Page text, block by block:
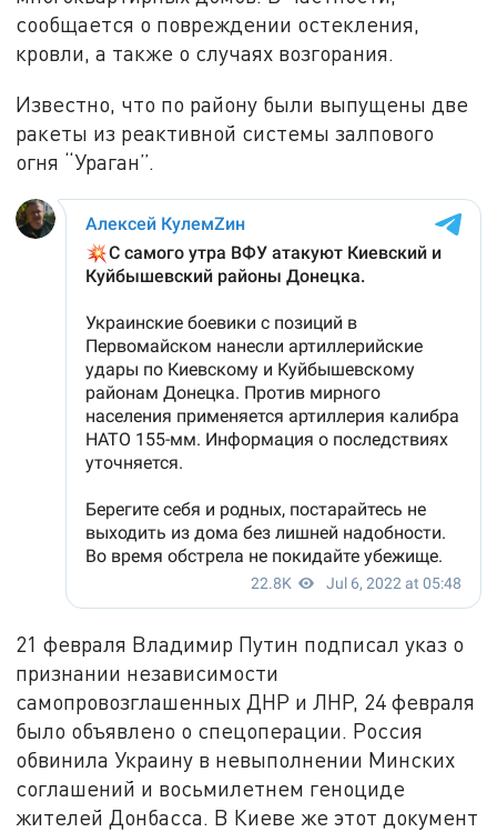
сообщается о повреждении остекления,
кровли, а также о случаях возгорания.
Известно, что по району были выпущены две
ракеты из реактивной системы залпового
огня “Ураган”.
21 февраля Владимир Путин подписал указ о
признании независимости
самопровозглашенных ДНР и ЛНР, 24 февраля
было объявлено о спецоперации. Россия
обвинила Украину в невыполнении Минских
соглашений и восьмилетнем геноциде
жителей Донбасса. В Киеве же этот документ